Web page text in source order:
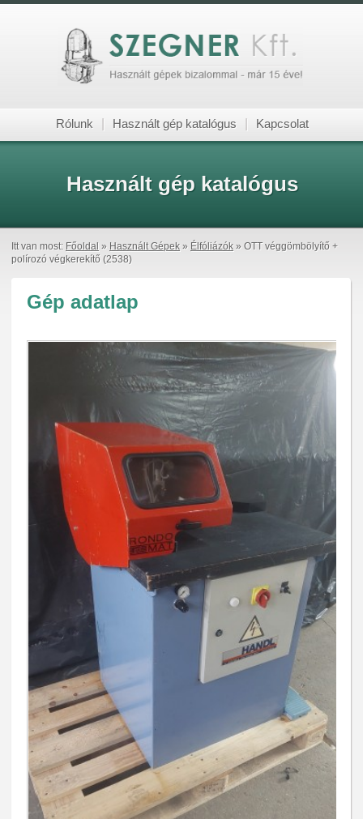
Rólunk Használt gép katalógus Kapcsolat
Használt gép katalógus
Itt van most: Főoldal » Használt Gépek » Élfóliázók » OTT véggömbölyítő +
polírozó végkerekítő (2538)
Gép adatlap